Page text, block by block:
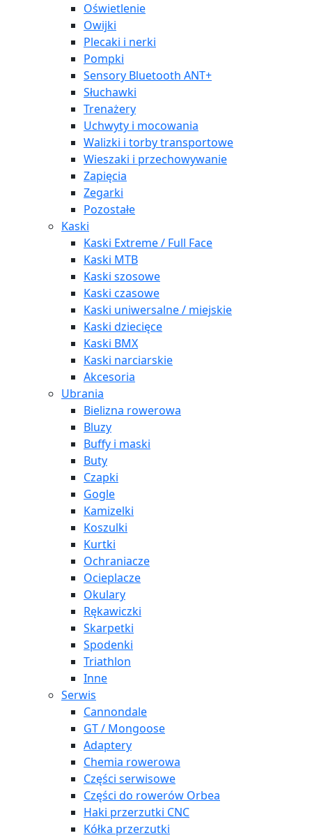
Oświetlenie
Owijki
Plecaki i nerki
Pompki
Sensory Bluetooth ANT+
Słuchawki
Trenażery
Uchwyty i mocowania
Walizki i torby transportowe
Wieszaki i przechowywanie
Zapięcia
Zegarki
Pozostałe
Kaski
Kaski Extreme / Full Face
Kaski MTB
Kaski szosowe
Kaski czasowe
Kaski uniwersalne / miejskie
Kaski dziecięce
Kaski BMX
Kaski narciarskie
Akcesoria
Ubrania
Bielizna rowerowa
Bluzy
Buffy i maski
Buty
Czapki
Gogle
Kamizelki
Koszulki
Kurtki
Ochraniacze
Ocieplacze
Okulary
Rękawiczki
Skarpetki
Spodenki
Triathlon
Inne
Serwis
Cannondale
GT / Mongoose
Adaptery
Chemia rowerowa
Części serwisowe
Części do rowerów Orbea
Haki przerzutki CNC
Kółka przerzutki